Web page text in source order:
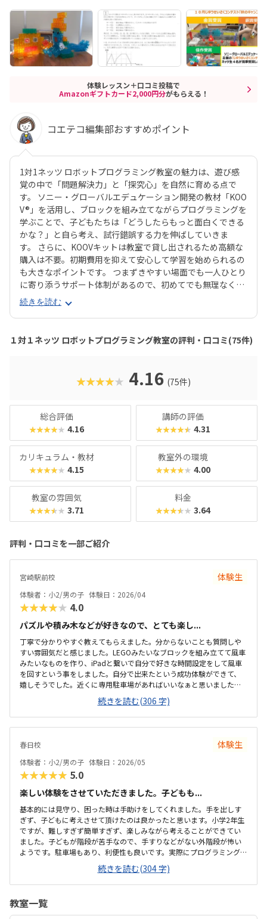
体験レッスン＋口コミ投稿で
Amazonギフトカード2,000円分がもらえる！
コエテコ編集部おすすめポイント
1対1ネッツ ロボットプログラミング教室の魅力は、遊び感
覚の中で「問題解決力」と「探究心」を自然に育める点で
す。 ソニー・グローバルエデュケーション開発の教材「KOO
V®」を活用し、ブロックを組み立てながらプログラミングを
学ぶことで、子どもたちは「どうしたらもっと面白くできる
かな？」と自ら考え、試行錯誤する力を伸ばしていきま
す。 さらに、KOOVキットは教室で貸し出されるため高額な
購入は不要。初期費用を抑えて安心して学習を始められるの
も大きなポイントです。 つまずきやすい場面でも一人ひとり
に寄り添うサポート体制があるので、初めてでも無理なく継
続できます。 また、国際的な「じゆうせいさくコンテスト」
で多数入賞者を輩出するなど実績も豊富。通学型に加え、オ
ンラインやバーチャルコースといった学び方が選べるのも魅
力です。 実績・環境・サポートがそろったネッツは、安心し
てプログラミング教育を始めたいご家庭におすすめできる教
続きを読む
１対１ネッツ ロボットプログラミング教室の評判・口コミ(75件)
★★★★★ 4.16 (75件)
総合評価
★★★★★ 4.16
講師の評価
★★★★★ 4.31
カリキュラム・教材
★★★★★ 4.15
教室外の環境
★★★★★ 4.00
教室の雰囲気
★★★★★ 3.71
料金
★★★★★ 3.64
評判・口コミを一部ご紹介
宮崎駅前校 体験生
体験者：小2/男の子 体験日：2026/04
★★★★★ 4.0
パズルや積み木などが好きなので、とても楽し...
丁寧で分かりやすぐ教えてもらえました。分からないことも質問しや
すい雰囲気だと感じました。LEGOみたいなブロックを組み立てて風車
みたいなものを作り、iPadと繋いで自分で好きな時間設定をして風車
を回すという事をしました。自分で出来たという成功体験ができて、
嬉しそうでした。近くに専用駐車場があればいいなぁと思いました。
有料駐車場は近くにたくさんありました。体験でしたが、教室は学校
みたいに机が並んでいて、静かで集中出来そうな雰囲気でした。高く
もなく通いやすい金額なのかなぁと思いました。曜日が火曜日、金曜
日だけなので、他の曜日の選択ができればもっといいなぁと思いまし
続きを読む(306 字)
春日校 体験生
体験者：小2/男の子 体験日：2026/05
★★★★★ 5.0
楽しい体験をさせていただきました。子どもも...
基本的には見守り、困った時は手助けをしてくれました。手を出しす
ぎず、子どもに考えさせて頂けたのは良かったと思います。小学2年生
ですが、難しすぎず簡単すぎず、楽しみながら考えることができてい
ました。子どもが階段が苦手なので、手すりなどがない外階段が怖い
ようです。駐車場もあり、利便性も良いです。実際にプログラミングの
授業を受ける教室は見ることができなかったのですが、全体的に綺麗
でよかったと思います。他の習い事に比べたら比較的高いと思います。
でも、1対1で教えてくれるので安心です。1対1なので、分からないと
楽しいもので、子どもも喜んでいました。
続きを読む(304 字)
教室一覧